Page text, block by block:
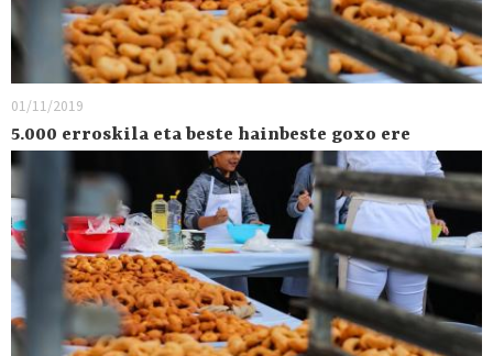
01/11/2019
5.000 erroskila eta beste hainbeste goxo ere